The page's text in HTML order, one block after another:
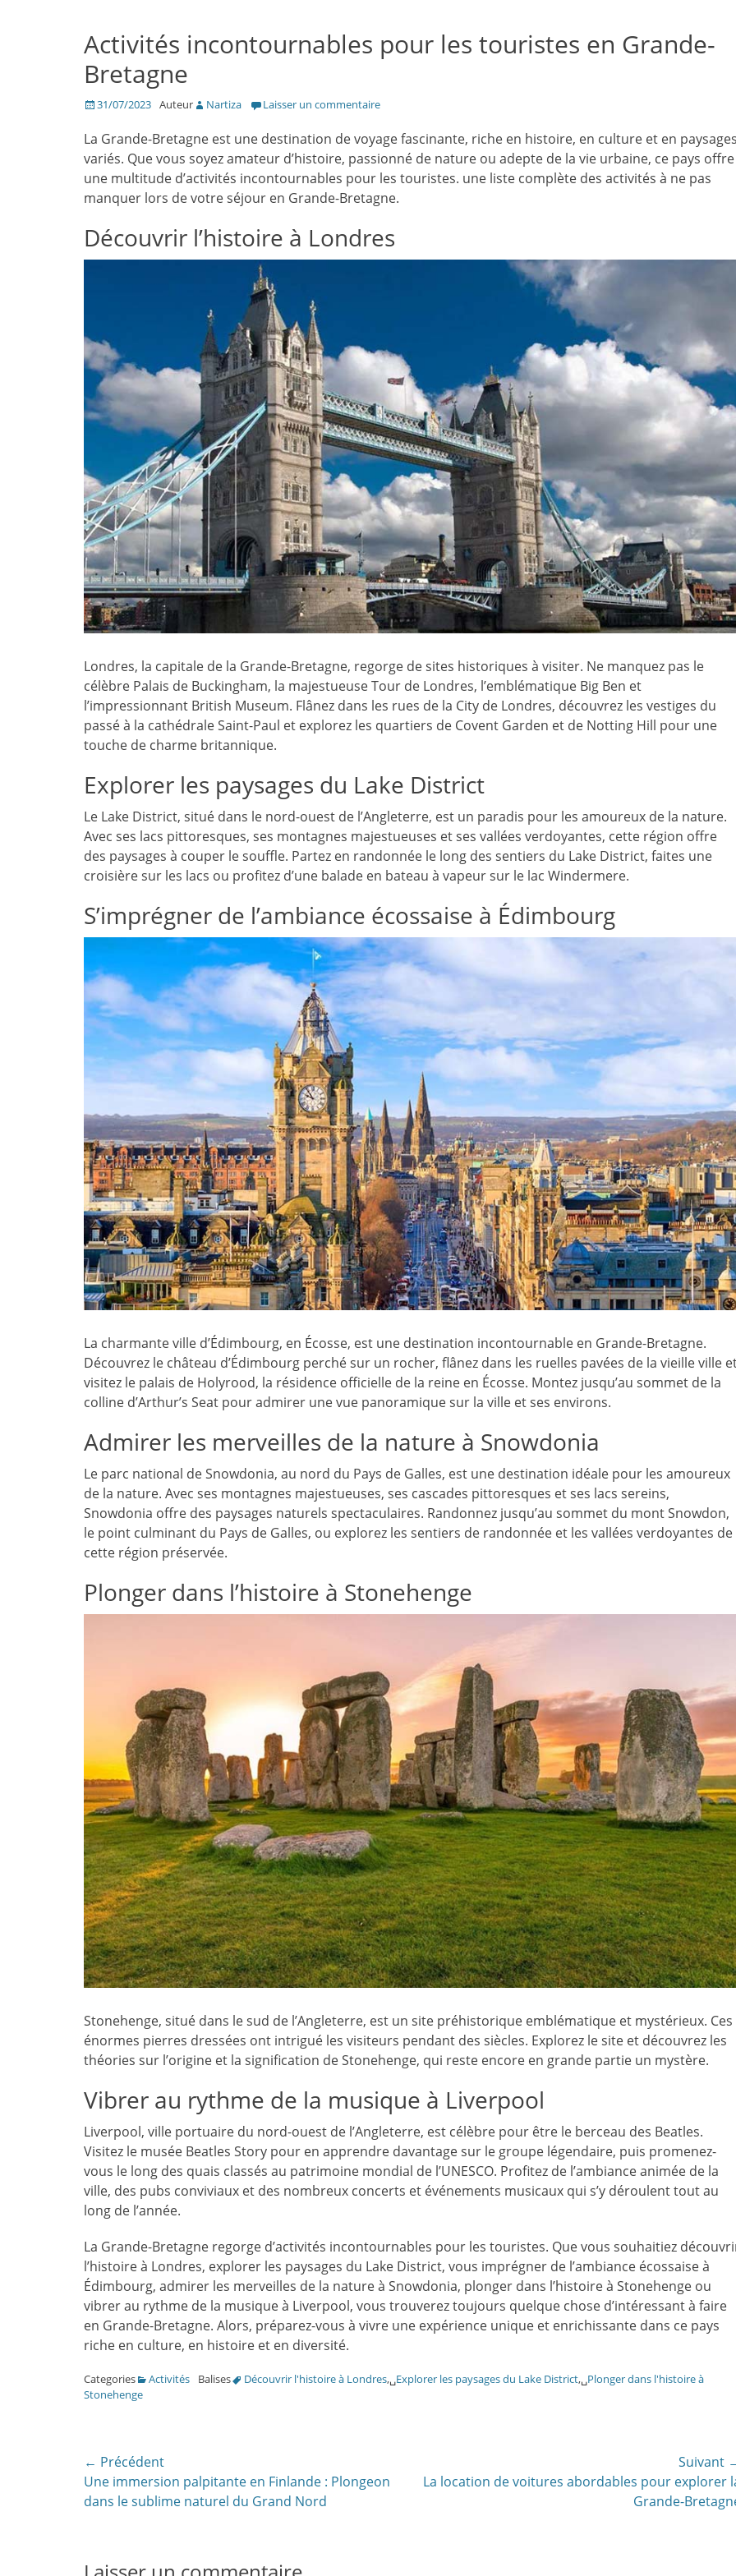
Activités incontournables pour les touristes en Grande-
Bretagne
Posté31/07/2023 Auteur Nartiza Laisser un commentaire
La Grande-Bretagne est une destination de voyage fascinante, riche en histoire, en culture et en
variés. Que vous soyez amateur d’histoire, passionné de nature ou adepte de la vie urbaine, ce pays offre
une multitude d’activités incontournables pour les touristes. une liste complète des activités à ne pas
manquer lors de votre séjour en Grande-Bretagne.
Découvrir l’histoire à Londres
Londres, la capitale de la Grande-Bretagne, regorge de sites historiques à visiter. Ne manquez pas le
célèbre Palais de Buckingham, la majestueuse Tour de Londres, l’emblématique Big Ben et
l’impressionnant British Museum. Flânez dans les rues de la City de Londres, découvrez les vestiges du
passé à la cathédrale Saint-Paul et explorez les quartiers de Covent Garden et de Notting Hill pour une
touche de charme britannique.
Explorer les paysages du Lake District
Le Lake District, situé dans le nord-ouest de l’Angleterre, est un paradis pour les amoureux de la nature.
Avec ses lacs pittoresques, ses montagnes majestueuses et ses vallées verdoyantes, cette région offre
des paysages à couper le souffle. Partez en randonnée le long des sentiers du Lake District, faites une
croisière sur les lacs ou profitez d’une balade en bateau à vapeur sur le lac Windermere.
S’imprégner de l’ambiance écossaise à Édimbourg
La charmante ville d’Édimbourg, en Écosse, est une destination incontournable en Grande-Bretagne.
Découvrez le château d’Édimbourg perché sur un rocher, flânez dans les ruelles pavées de la vieille ville
visitez le palais de Holyrood, la résidence officielle de la reine en Écosse. Montez jusqu’au sommet de la
colline d’Arthur’s Seat pour admirer une vue panoramique sur la ville et ses environs.
Admirer les merveilles de la nature à Snowdonia
Le parc national de Snowdonia, au nord du Pays de Galles, est une destination idéale pour les amoureux
de la nature. Avec ses montagnes majestueuses, ses cascades pittoresques et ses lacs sereins,
Snowdonia offre des paysages naturels spectaculaires. Randonnez jusqu’au sommet du mont Snowdon,
le point culminant du Pays de Galles, ou explorez les sentiers de randonnée et les vallées verdoyantes de
cette région préservée.
Plonger dans l’histoire à Stonehenge
Stonehenge, situé dans le sud de l’Angleterre, est un site préhistorique emblématique et mystérieux. Ces
énormes pierres dressées ont intrigué les visiteurs pendant des siècles. Explorez le site et découvrez les
théories sur l’origine et la signification de Stonehenge, qui reste encore en grande partie un mystère.
Vibrer au rythme de la musique à Liverpool
Liverpool, ville portuaire du nord-ouest de l’Angleterre, est célèbre pour être le berceau des Beatles.
Visitez le musée Beatles Story pour en apprendre davantage sur le groupe légendaire, puis promenez-
vous le long des quais classés au patrimoine mondial de l’UNESCO. Profitez de l’ambiance animée de la
ville, des pubs conviviaux et des nombreux concerts et événements musicaux qui s’y déroulent tout au
long de l’année.
La Grande-Bretagne regorge d’activités incontournables pour les touristes. Que vous souhaitiez
l’histoire à Londres, explorer les paysages du Lake District, vous imprégner de l’ambiance écossaise à
Édimbourg, admirer les merveilles de la nature à Snowdonia, plonger dans l’histoire à Stonehenge ou
vibrer au rythme de la musique à Liverpool, vous trouverez toujours quelque chose d’intéressant à faire
en Grande-Bretagne. Alors, préparez-vous à vivre une expérience unique et enrichissante dans ce pays
riche en culture, en histoire et en diversité.
Categories Activités Balises Découvrir l'histoire à Londres,␣Explorer les paysages du Lake District,␣Plonger dans l'histoire à
Stonehenge
Navigation
de
← Précédent
Article
précédent:
Une immersion palpitante en Finlande : Plongeon
dans le sublime naturel du Grand Nord
Suivant
Article
La location de voitures abordables pour explorer
Grande-